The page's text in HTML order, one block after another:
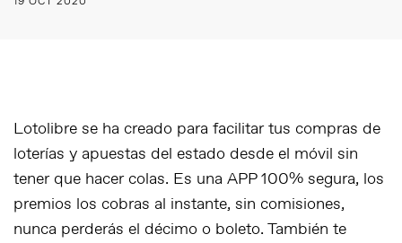
Lotolibre se ha creado para facilitar tus compras de
loterías y apuestas del estado desde el móvil sin
tener que hacer colas. Es una APP 100% segura, los
premios los cobras al instante, sin comisiones,
nunca perderás el décimo o boleto. También te